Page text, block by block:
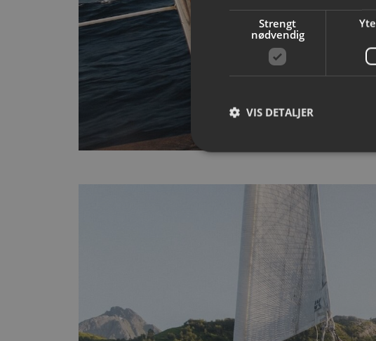
Strengt
nødvendig
VIS DETALJER
Strengt nødvendige
Nettstedet kan ikke brukes riktig
Navn
__cf_bm
CookieScriptConsent